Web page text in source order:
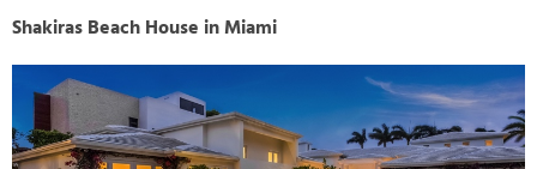
Shakiras Beach House in Miami